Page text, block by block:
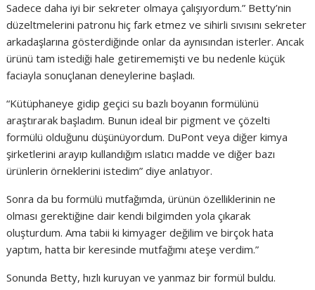
Sadece daha iyi bir sekreter olmaya çalışıyordum.” Betty’nin
düzeltmelerini patronu hiç fark etmez ve sihirli sıvısını sekreter
arkadaşlarına gösterdiğinde onlar da aynısından isterler. Ancak
ürünü tam istediği hale getirememişti ve bu nedenle küçük
faciayla sonuçlanan deneylerine başladı.
“Kütüphaneye gidip geçici su bazlı boyanın formülünü
araştırarak başladım. Bunun ideal bir pigment ve çözelti
formülü olduğunu düşünüyordum. DuPont veya diğer kimya
şirketlerini arayıp kullandığım ıslatıcı madde ve diğer bazı
ürünlerin örneklerini istedim” diye anlatıyor.
Sonra da bu formülü mutfağımda, ürünün özelliklerinin ne
olması gerektiğine dair kendi bilgimden yola çıkarak
oluşturdum. Ama tabii ki kimyager değilim ve birçok hata
yaptım, hatta bir keresinde mutfağımı ateşe verdim.”
Sonunda Betty, hızlı kuruyan ve yanmaz bir formül buldu.